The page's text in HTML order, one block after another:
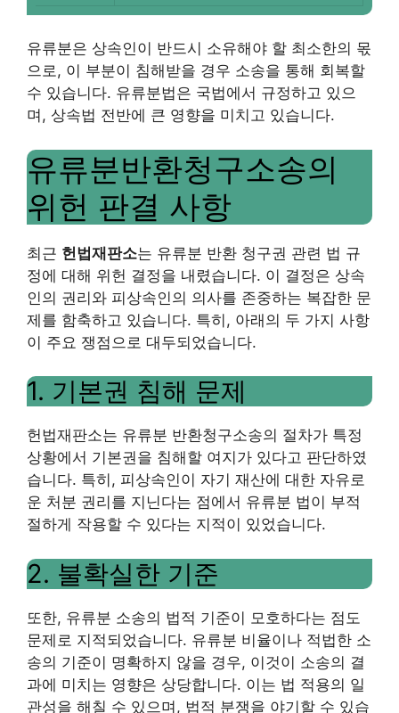
유류분은 상속인이 반드시 소유해야 할 최소한의 몫
으로, 이 부분이 침해받을 경우 소송을 통해 회복할
수 있습니다. 유류분법은 국법에서 규정하고 있으
며, 상속법 전반에 큰 영향을 미치고 있습니다.
유류분반환청구소송의
위헌 판결 사항
최근 헌법재판소는 유류분 반환 청구권 관련 법 규
정에 대해 위헌 결정을 내렸습니다. 이 결정은 상속
인의 권리와 피상속인의 의사를 존중하는 복잡한 문
제를 함축하고 있습니다. 특히, 아래의 두 가지 사항
이 주요 쟁점으로 대두되었습니다.
1. 기본권 침해 문제
헌법재판소는 유류분 반환청구소송의 절차가 특정
상황에서 기본권을 침해할 여지가 있다고 판단하였
습니다. 특히, 피상속인이 자기 재산에 대한 자유로
운 처분 권리를 지닌다는 점에서 유류분 법이 부적
절하게 작용할 수 있다는 지적이 있었습니다.
2. 불확실한 기준
또한, 유류분 소송의 법적 기준이 모호하다는 점도
문제로 지적되었습니다. 유류분 비율이나 적법한 소
송의 기준이 명확하지 않을 경우, 이것이 소송의 결
과에 미치는 영향은 상당합니다. 이는 법 적용의 일
관성을 해칠 수 있으며, 법적 분쟁을 야기할 수 있습